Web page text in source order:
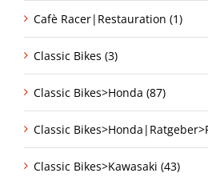
Cafè Racer|Restauration (1)
Classic Bikes (3)
Classic Bikes>Honda (87)
Classic
Classic Bikes>Kawasaki (43)